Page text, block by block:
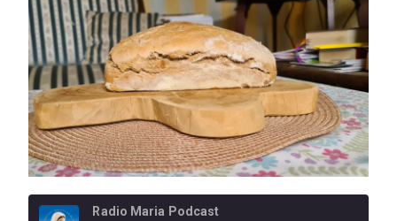
Radio Maria Podcast